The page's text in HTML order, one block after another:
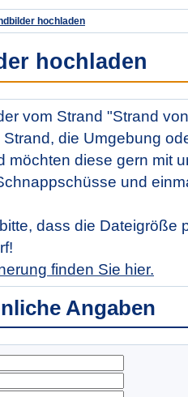
hochladen
hochladen
vom Strand "Strand
die Umgebung
möchten diese gern mit
und
dass die Dateigröße
finden Sie hier.
Angaben